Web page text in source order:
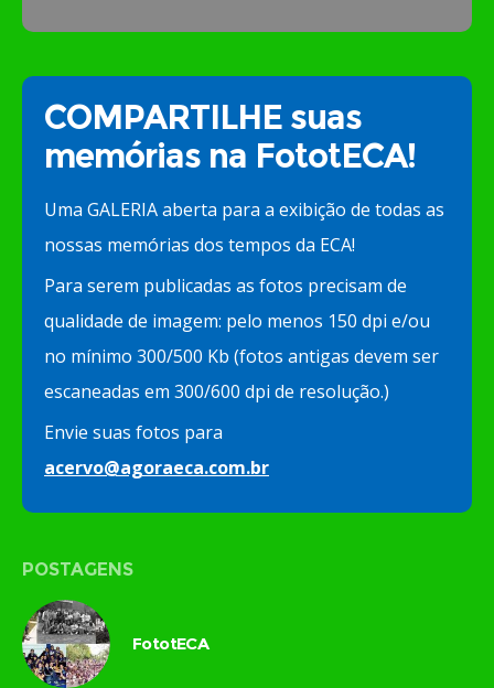
COMPARTILHE suas
memórias na FototECA!
Uma GALERIA aberta para a exibição de todas as
nossas memórias dos tempos da ECA!
Para serem publicadas as fotos precisam de
qualidade de imagem: pelo menos 150 dpi e/ou
no mínimo 300/500 Kb (fotos antigas devem ser
escaneadas em 300/600 dpi de resolução.)
Envie suas fotos para
acervo@agoraeca.com.br
POSTAGENS
FototECA